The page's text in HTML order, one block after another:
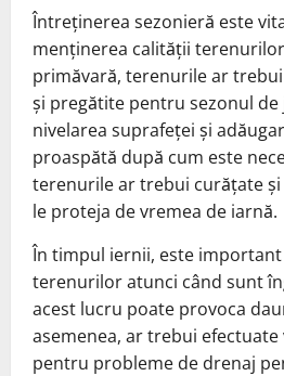
Întreținerea sezonieră este
menținerea calității
primăvară, terenurile ar
și pregătite pentru sezonul de
nivelarea suprafeței și
proaspătă după cum este
terenurile ar trebui curățate
le proteja de vremea de iarnă.
În timpul iernii, este important
terenurilor atunci când sunt
acest lucru poate provoca
asemenea, ar trebui
pentru probleme de drenaj